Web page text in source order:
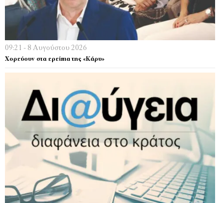
09:21 - 8 Αυγούστου 2026
Χορεύουν στα ερείπια της «Κάρυ»